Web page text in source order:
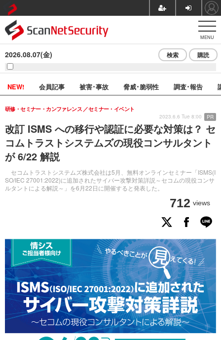
MENU
2026.08.07(金) 検索 購読
NEW! 会員記事 被害･事故 脅威･脆弱性 調査･報告
改訂 ISMS への移行や認証に必要な対策は？ セ
コムトラストシステムズの現役コンサルタント
が 6/22 解説
セコムトラストシステムズ株式会社は5月、無料オンラインセミナー「ISMS(I
SO/IEC 27001:2022)に追加されたサイバー攻撃対策詳説～セコムの現役コンサ
ルタントによる解説～」を6月22日に開催すると発表した。
研修・セミナー・カンファレンス セミナー・イベント
712 views
2023.6.6 Tue 8:00 PR